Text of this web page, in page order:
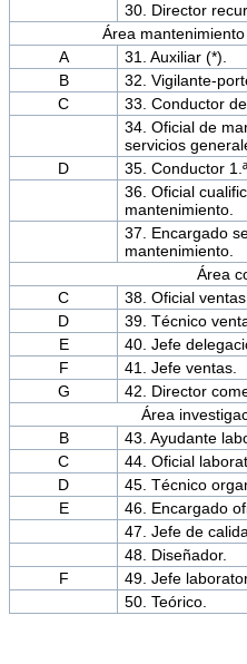
30. Director
Área
A
31. Auxiliar (*).
B
32. Vigilante-
C
33. Conductor
34. Oficial de
servicios
D
35. Conductor 1.ª
36. Oficial
mantenimiento.
37. Encargado
mantenimiento.
Área
C
38. Oficial
D
39. Técnico
E
40. Jefe
F
41. Jefe ventas.
G
42. Director
Área
B
43. Ayudante
C
44. Oficial
D
45. Técnico
E
46. Encargado
47. Jefe de
48. Diseñador.
F
49. Jefe
50. Teórico.